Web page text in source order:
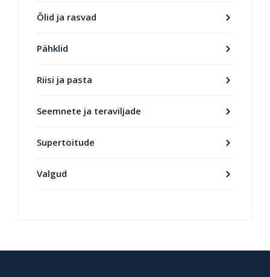
Õlid ja rasvad
Pähklid
Riisi ja pasta
Seemnete ja teraviljade
Supertoitude
Valgud